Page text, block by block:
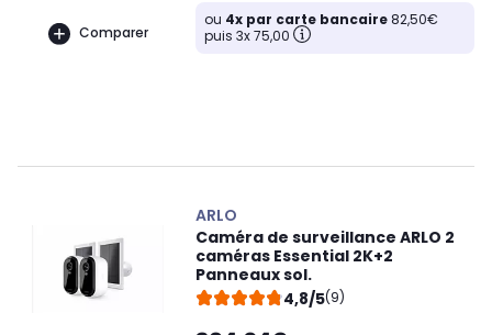
Comparer
ou 4x par carte bancaire82,50€
puis 3x 75,00
ARLO
Caméra de surveillance ARLO 2
caméras Essential 2K+2
Panneaux sol.
4,8/5(9)